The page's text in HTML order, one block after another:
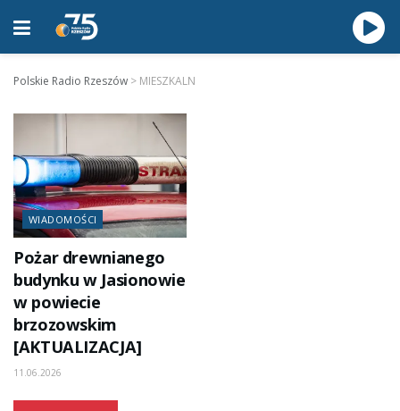
Polskie Radio Rzeszów > MIESZKALN
WIADOMOŚCI
Pożar drewnianego
budynku w Jasionowie
w powiecie
brzozowskim
[AKTUALIZACJA]
11.06.2026